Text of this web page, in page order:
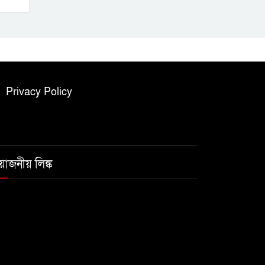
Privacy Policy
লিঙ্ক